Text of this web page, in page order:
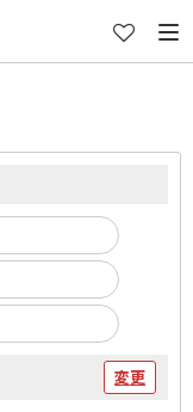
変更